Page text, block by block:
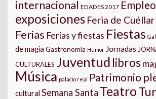
internacional EDADES 2017 Empleo
exposiciones Feria de Cuéllar
Ferias Ferias y fiestas Fiestas
de magia Gastronomía Humor Jornadas
CULTURALES Juventud libros
Música palacio real Patrimonio
cultural Semana Santa Teatro